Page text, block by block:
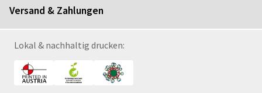
Versand & Zahlungen
Lokal & nachhaltig drucken: